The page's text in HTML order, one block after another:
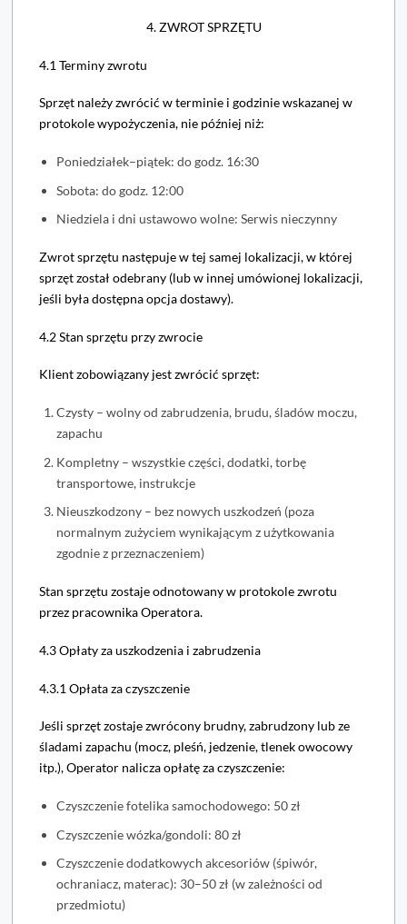
4. ZWROT SPRZĘTU
4.1 Terminy zwrotu
Sprzęt należy zwrócić w terminie i godzinie wskazanej w
protokole wypożyczenia, nie później niż:
Poniedziałek–piątek: do godz. 16:30
Sobota: do godz. 12:00
Niedziela i dni ustawowo wolne: Serwis nieczynny
Zwrot sprzętu następuje w tej samej lokalizacji, w której
sprzęt został odebrany (lub w innej umówionej lokalizacji,
jeśli była dostępna opcja dostawy).
4.2 Stan sprzętu przy zwrocie
Klient zobowiązany jest zwrócić sprzęt:
Czysty – wolny od zabrudzenia, brudu, śladów moczu,
zapachu
Kompletny – wszystkie części, dodatki, torbę
transportowe, instrukcje
Nieuszkodzony – bez nowych uszkodzeń (poza
normalnym zużyciem wynikającym z użytkowania
zgodnie z przeznaczeniem)
Stan sprzętu zostaje odnotowany w protokole zwrotu
przez pracownika Operatora.
4.3 Opłaty za uszkodzenia i zabrudzenia
4.3.1 Opłata za czyszczenie
Jeśli sprzęt zostaje zwrócony brudny, zabrudzony lub ze
śladami zapachu (mocz, pleśń, jedzenie, tlenek owocowy
itp.), Operator nalicza opłatę za czyszczenie:
Czyszczenie fotelika samochodowego: 50 zł
Czyszczenie wózka/gondoli: 80 zł
Czyszczenie dodatkowych akcesoriów (śpiwór,
ochraniacz, materac): 30–50 zł (w zależności od
przedmiotu)